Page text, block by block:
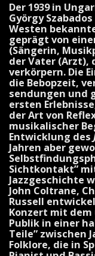
Der 1939 in
György
Westen
geprägt von
(Sängerin,
der Vater (Arzt),
verkörpern. Die
die Bebopzeit,
sendungen und
ersten
der Art von
musikalischer
Entwicklung des
Jahren aber
Sichtkontakt”
Jazzgeschichte
John Coltrane,
Russell
Konzert mit dem
Publik in einer
Teile” zwischen
Folklore, die in